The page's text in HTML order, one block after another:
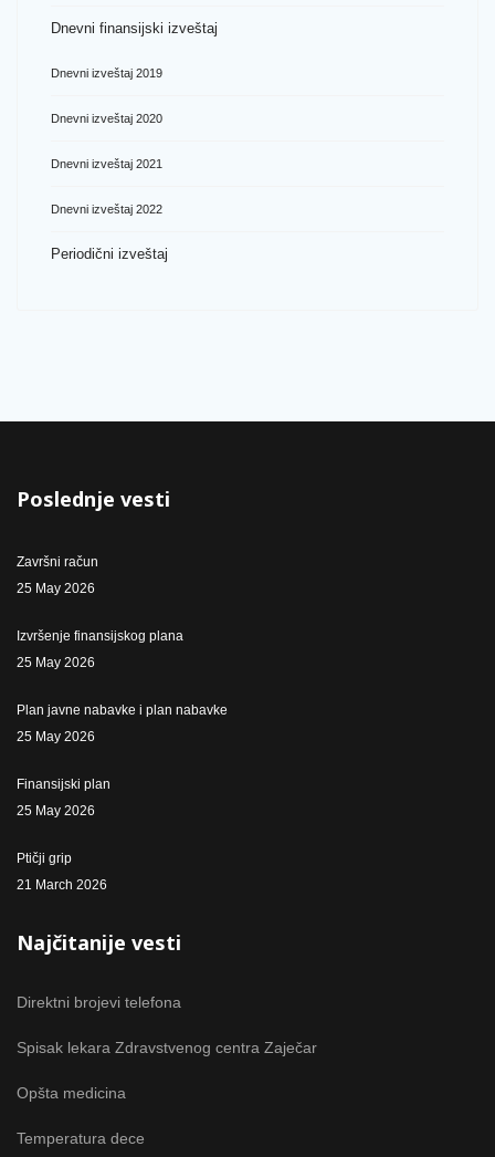
Dnevni finansijski izveštaj
Dnevni izveštaj 2019
Dnevni izveštaj 2020
Dnevni izveštaj 2021
Dnevni izveštaj 2022
Periodični izveštaj
Poslednje vesti
Završni račun
25 May 2026
Izvršenje finansijskog plana
25 May 2026
Plan javne nabavke i plan nabavke
25 May 2026
Finansijski plan
25 May 2026
Ptičji grip
21 March 2026
Najčitanije vesti
Direktni brojevi telefona
Spisak lekara Zdravstvenog centra Zaječar
Opšta medicina
Temperatura dece